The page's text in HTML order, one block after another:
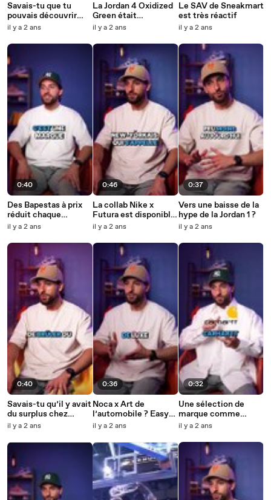
Savais-tu que tu
pouvais découvrir
une sneaker
son odeur ?
il y a 2 ans
0:40
Des Bapestas à prix
réduit chaque
semaine sur
il y a 2 ans
0:40
Savais-tu qu’il y avait
du surplus chez
certaines marques ?
il y a 2 ans
La Jordan 4 Oxidized
Green était
disponible à prix
Sneakmart !
il y a 2 ans
0:46
La collab Nike x
Futura est disponible
chez Sneakmart !
il y a 2 ans
0:36
Noca x Art de
l’automobile ? Easy
cop chez Sneakmart
il y a 2 ans
Le SAV de Sneakmart
est très réactif
il y a 2 ans
0:37
Vers une baisse de la
hype de la Jordan 1 ?
il y a 2 ans
0:32
Une sélection de
marque comme
Stone Island ou
réduit chez Sneamart
il y a 2 ans